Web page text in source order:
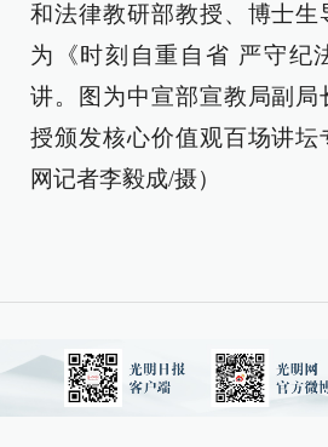
和法律教研部教授、博士生
为《时刻自重自省 严守纪
讲。图为中宣部宣教局副局
授颁发核心价值观百场讲坛
网记者李毅成/摄）